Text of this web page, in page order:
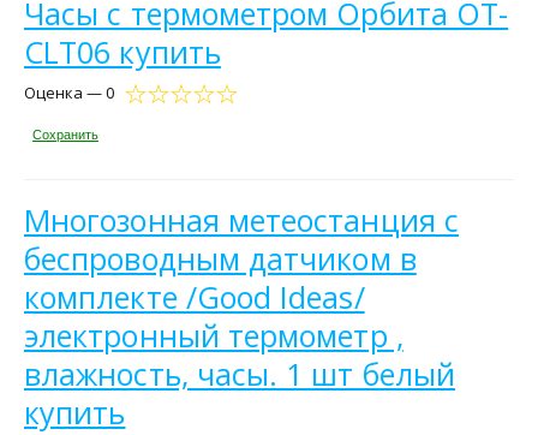
Часы с термометром Орбита OT-
CLT06 купить
Оценка — 0
Сохранить
Многозонная метеостанция с
беспроводным датчиком в
комплекте /Good Ideas/
электронный термометр ,
влажность, часы. 1 шт белый
купить